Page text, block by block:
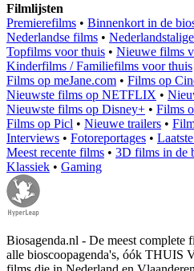
Filmlijsten
Premierefilms • Binnenkort in de
Nederlandse films •
Topfilms voor thuis • Nieuwe films
Kinderfilms / Familiefilms voor thuis
Films op meJane.com • Films op
Nieuwste films op NETFLIX •
Nieuwste films op Disney+ • Films
Films op Picl • Nieuwe trailers •
Interviews • Fotoreportages •
Meest recente films • 3D films in de
Klassiek • Gaming
Biosagenda.nl - De meest complete
alle bioscoopagenda's, óók THUIS